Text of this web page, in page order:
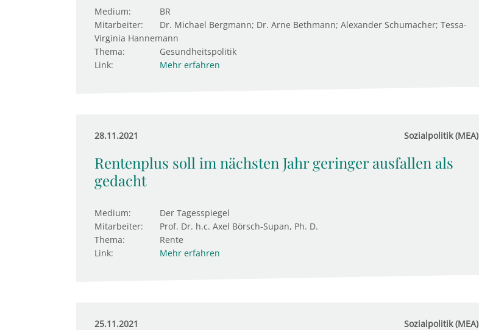
Medium:
BR
Mitarbeiter:
Dr. Michael Bergmann; Dr. Arne Bethmann; Alexander Schumacher; Tessa-
Virginia Hannemann
Thema:
Gesundheitspolitik
Link:
Mehr erfahren
28.11.2021 Sozialpolitik (MEA)
Rentenplus soll im nächsten Jahr geringer ausfallen als
gedacht
Medium:
Der Tagesspiegel
Mitarbeiter:
Prof. Dr. h.c. Axel Börsch-Supan, Ph. D.
Thema:
Rente
Link:
Mehr erfahren
25.11.2021 Sozialpolitik (MEA)